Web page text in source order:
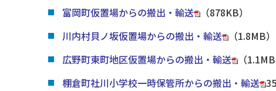
富岡町仮置場からの搬出・輸送
（878KB）
川内村貝ノ坂仮置場からの搬出・輸送
（1.8MB）
広野町東町地区仮置場からの搬出・輸送
（1.1MB
棚倉町社川小学校一時保管所からの搬出・輸送